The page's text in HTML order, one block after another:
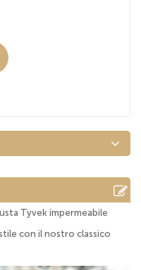
Tyvek impermeabile
con il nostro classico